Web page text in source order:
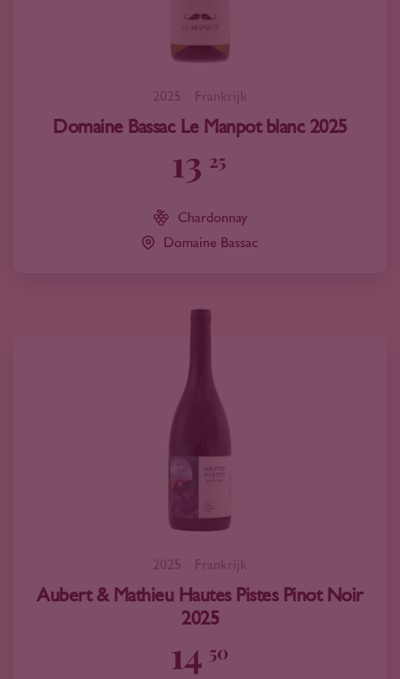
2025 Frankrijk
Domaine Bassac Le Manpot blanc 2025
13 25
Chardonnay
Domaine Bassac
2025 Frankrijk
Aubert & Mathieu Hautes Pistes Pinot Noir
2025
14 50